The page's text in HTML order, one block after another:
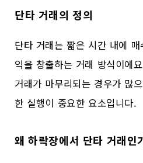
단타 거래의 정의
단타 거래는 짧은 시간 내에
익을 창출하는 거래 방식이에
거래가 마무리되는 경우가 많
한 실행이 중요한 요소입니다.
왜 하락장에서 단타 거래인